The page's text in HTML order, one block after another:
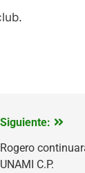
Siguiente:
Rogero
UNAMI C.P.